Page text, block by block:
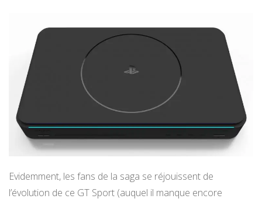
Evidemment, les fans de la saga se réjouissent de
l’évolution de ce GT Sport (auquel il manque encore